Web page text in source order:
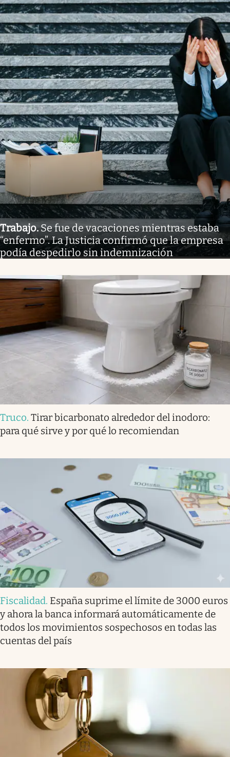
Trabajo.Se fue de vacaciones mientras estaba
“enfermo”. La Justicia confirmó que la empresa
podía despedirlo sin indemnización
Truco. Tirar bicarbonato alrededor del inodoro:
para qué sirve y por qué lo recomiendan
Fiscalidad. España suprime el límite de 3000 euros
y ahora la banca informará automáticamente de
todos los movimientos sospechosos en todas las
cuentas del país